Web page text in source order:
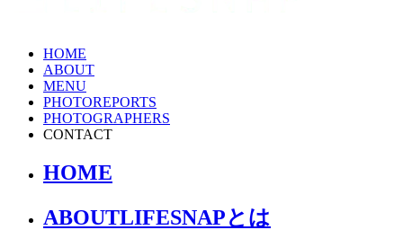
HOME
ABOUT
MENU
PHOTOREPORTS
PHOTOGRAPHERS
CONTACT
HOME
ABOUTLIFESNAPとは